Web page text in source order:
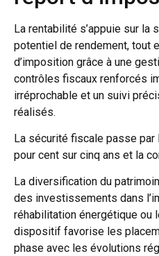
La rentabilité s’appuie sur la
potentiel de rendement, tout
d’imposition grâce à une
contrôles fiscaux renforcés
irréprochable et un suivi
réalisés.
La sécurité fiscale passe
pour cent sur cinq ans et la
La diversification du
des investissements dans
réhabilitation énergétique ou
dispositif favorise les
phase avec les évolutions